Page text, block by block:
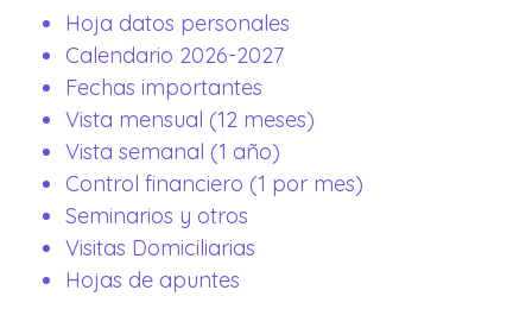
Hoja datos personales
Calendario 2026-2027
Fechas importantes
Vista mensual (12 meses)
Vista semanal (1 año)
Control financiero (1 por mes)
Seminarios y otros
Visitas Domiciliarias
Hojas de apuntes